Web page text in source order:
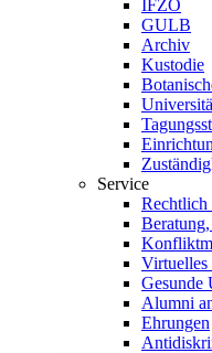
IFZO
GULB
Archiv
Kustodie
Service
Rechtlich
Virtuelles
Gesunde
Alumni
Ehrungen